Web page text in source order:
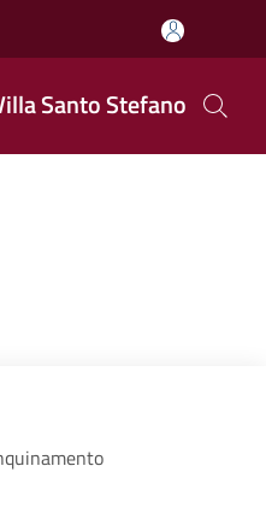
Santo Stefano